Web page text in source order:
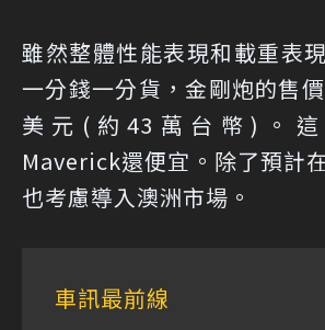
雖然整體性能表現和載重表
一分錢一分貨，金剛炮的售
美元(約43萬台幣)。這
Maverick還便宜。除了預計
也考慮導入澳洲市場。
車訊最前線